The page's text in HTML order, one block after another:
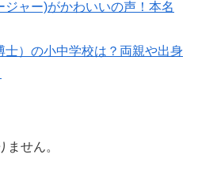
ジャー)がかわいいの声！本名
士）の小中学校は？両親や出身
せん。